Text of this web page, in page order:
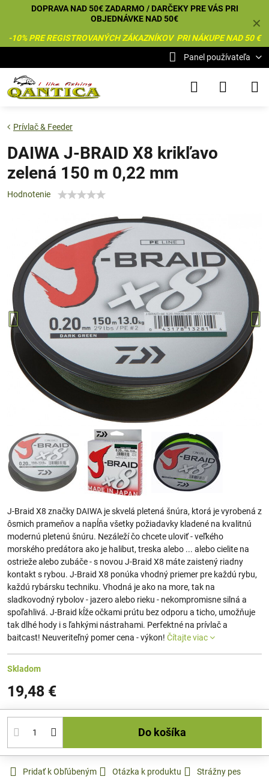
✕
DOPRAVA NAD 50€ ZADARMO / DARČEKY PRE VÁS PRI
OBJEDNÁVKE NAD 50€
-10% PRE REGISTROVANÝCH ZÁKAZNÍKOV PRI NÁKUPE NAD 50 €
Panel používateľa
Prívlač & Feeder
DAIWA J-BRAID X8 krikľavo
zelená 150 m 0,22 mm
Hodnotenie
J-Braid X8 značky DAIWA je skvelá pletená šnúra, ktorá je vyrobená z
ôsmich prameňov a napĺňa všetky požiadavky kladené na kvalitnú
modernú pletenú šnúru. Nezáleží čo chcete uloviť - veľkého
morského predátora ako je halibut, treska alebo ... alebo cielite na
ostrieže alebo zubáče - s novou J-Braid X8 máte zaistený riadny
kontakt s rybou. J-Braid X8 ponúka vhodný priemer pre každú rybu,
každú rybársku techniku. Vhodná je ako na more, tak na
sladkovodný rybolov - jazero alebo rieku - nekompromisne silná a
spoľahlivá. J-Braid kĺže očkami prútu bez odporu a ticho, umožňuje
tak dlhé hody i s ľahkými nástrahami. Perfektné na prívlač a
baitcast! Neuveriteľný pomer cena - výkon! Čítajte viac
Skladom
19,48 €
Do košíka
Pridať k Obľúbeným Otázka k produktu
Strážny pes